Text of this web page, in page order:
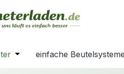
springen
Öffne oder Schließe das
einfache Beutelsysteme